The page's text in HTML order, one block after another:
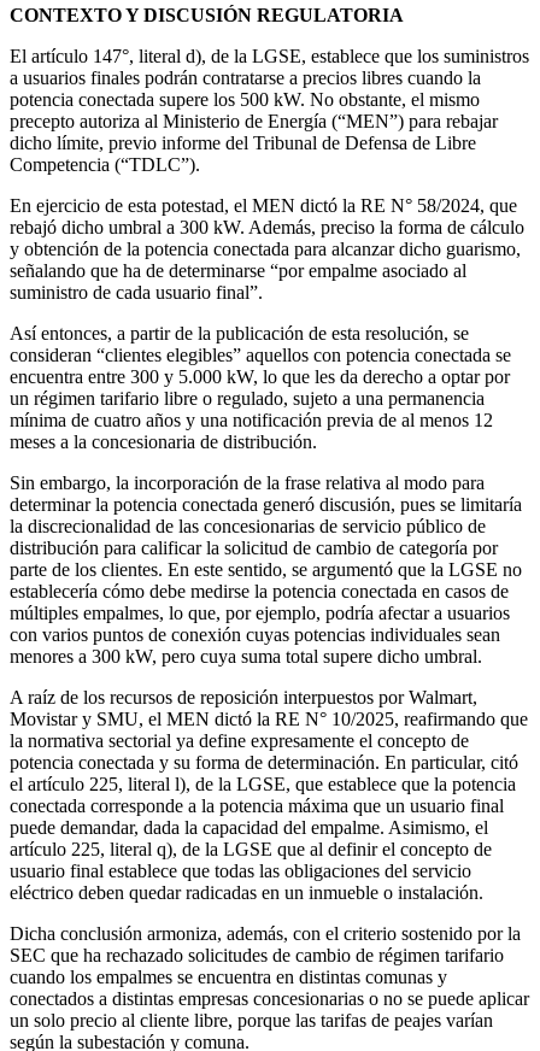
CONTEXTO Y DISCUSIÓN REGULATORIA
El artículo 147°, literal d), de la LGSE, establece que los suministros
a usuarios finales podrán contratarse a precios libres cuando la
potencia conectada supere los 500 kW. No obstante, el mismo
precepto autoriza al Ministerio de Energía (“MEN”) para rebajar
dicho límite, previo informe del Tribunal de Defensa de Libre
Competencia (“TDLC”).
En ejercicio de esta potestad, el MEN dictó la RE N° 58/2024, que
rebajó dicho umbral a 300 kW. Además, preciso la forma de cálculo
y obtención de la potencia conectada para alcanzar dicho guarismo,
señalando que ha de determinarse “por empalme asociado al
suministro de cada usuario final”.
Así entonces, a partir de la publicación de esta resolución, se
consideran “clientes elegibles” aquellos con potencia conectada se
encuentra entre 300 y 5.000 kW, lo que les da derecho a optar por
un régimen tarifario libre o regulado, sujeto a una permanencia
mínima de cuatro años y una notificación previa de al menos 12
meses a la concesionaria de distribución.
Sin embargo, la incorporación de la frase relativa al modo para
determinar la potencia conectada generó discusión, pues se limitaría
la discrecionalidad de las concesionarias de servicio público de
distribución para calificar la solicitud de cambio de categoría por
parte de los clientes. En este sentido, se argumentó que la LGSE no
establecería cómo debe medirse la potencia conectada en casos de
múltiples empalmes, lo que, por ejemplo, podría afectar a usuarios
con varios puntos de conexión cuyas potencias individuales sean
menores a 300 kW, pero cuya suma total supere dicho umbral.
A raíz de los recursos de reposición interpuestos por Walmart,
Movistar y SMU, el MEN dictó la RE N° 10/2025, reafirmando que
la normativa sectorial ya define expresamente el concepto de
potencia conectada y su forma de determinación. En particular, citó
el artículo 225, literal l), de la LGSE, que establece que la potencia
conectada corresponde a la potencia máxima que un usuario final
puede demandar, dada la capacidad del empalme. Asimismo, el
artículo 225, literal q), de la LGSE que al definir el concepto de
usuario final establece que todas las obligaciones del servicio
eléctrico deben quedar radicadas en un inmueble o instalación.
Dicha conclusión armoniza, además, con el criterio sostenido por la
SEC que ha rechazado solicitudes de cambio de régimen tarifario
cuando los empalmes se encuentra en distintas comunas y
conectados a distintas empresas concesionarias o no se puede aplicar
un solo precio al cliente libre, porque las tarifas de peajes varían
según la subestación y comuna.